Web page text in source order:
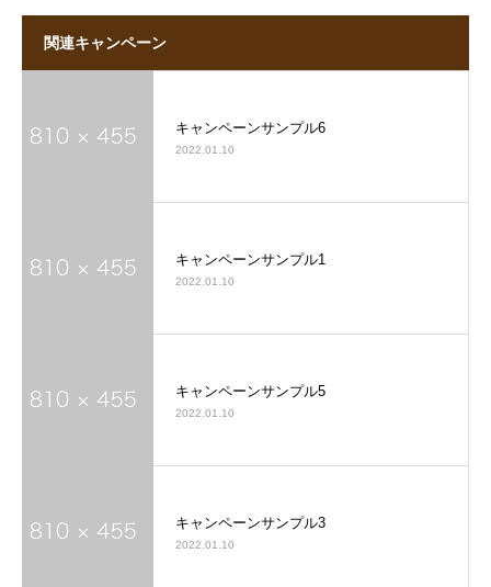
関連キャンペーン
キャンペーンサンプル6
2022.01.10
キャンペーンサンプル1
2022.01.10
キャンペーンサンプル5
2022.01.10
キャンペーンサンプル3
2022.01.10